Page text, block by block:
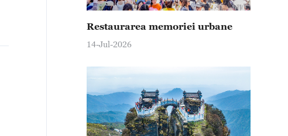
Restaurarea memoriei urbane
14-Jul-2026